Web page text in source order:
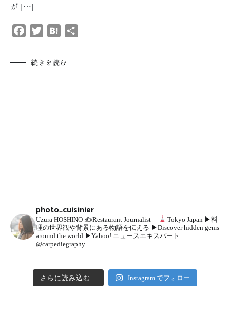
が […]
Facebook
Twitter
Hatena
続きを読む
photo_cuisinier
Uzura HOSHINO ✍Restaurant Journalist ｜ Tokyo Japan ▶︎料
理の世界観や背景にある物語を伝える ▶︎Discover hidden gems
around the world ▶︎Yahoo! ニュースエキスパート
@carpediegraphy
さらに読み込む... Instagram でフォロー